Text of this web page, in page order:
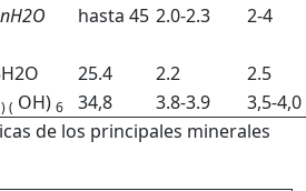
nH2O hasta 45 2.0-2.3
2-4
25.4 2.2
2.5
) ( OH) 6 34,8 3.8-3.9
3,5-4,0
de los principales minerales